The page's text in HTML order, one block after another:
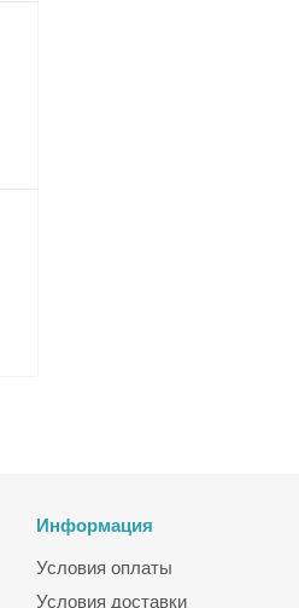
Информация
Условия оплаты
Условия доставки